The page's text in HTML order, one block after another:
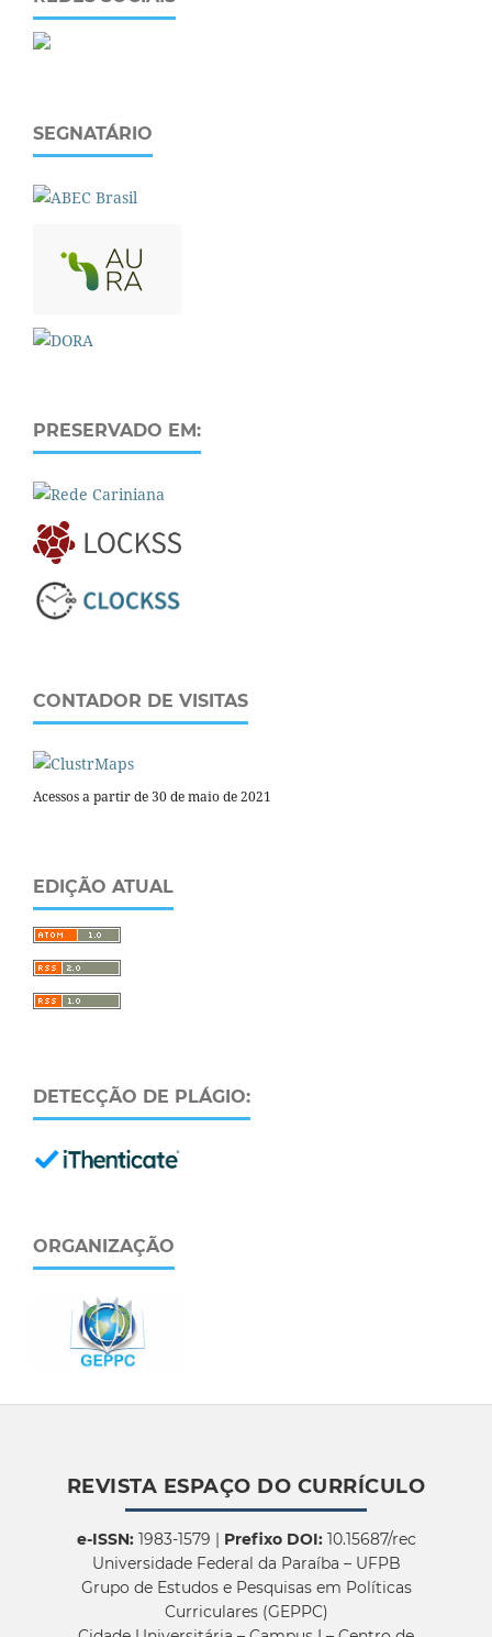
SEGNATÁRIO
PRESERVADO EM:
CONTADOR DE VISITAS
Acessos a partir de 30 de maio de 2021
EDIÇÃO ATUAL
DETECÇÃO DE PLÁGIO:
ORGANIZAÇÃO
REVISTA ESPAÇO DO CURRÍCULO
e-ISSN:1983-1579 | Prefixo DOI:10.15687/rec
Universidade Federal da Paraíba – UFPB
Grupo de Estudos e Pesquisas em Políticas
Curriculares (GEPPC)